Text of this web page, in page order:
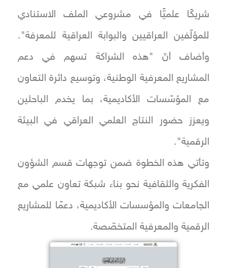
شريكًا علميًّا في مشروعي الملف الاستنادي
للمؤلّفين العراقيين والبوابة العراقية للمعرفة".
وأضاف أنّ "هذه الشراكة تسهم في دعم
المشاريع المعرفية الوطنية، وتوسيع دائرة التعاون
مع المؤسّسات الأكاديمية، بما يخدم الباحثين
ويعزز حضور النتاج العلمي العراقي في البيئة
الرقمية".
وتأتي هذه الخطوة ضمن توجهات قسم الشؤون
الفكرية والثقافية نحو بناء شبكة تعاون علمي مع
الجامعات والمؤسسات الأكاديمية، دعمًا للمشاريع
الرقمية والمعرفية المتخصّصة.